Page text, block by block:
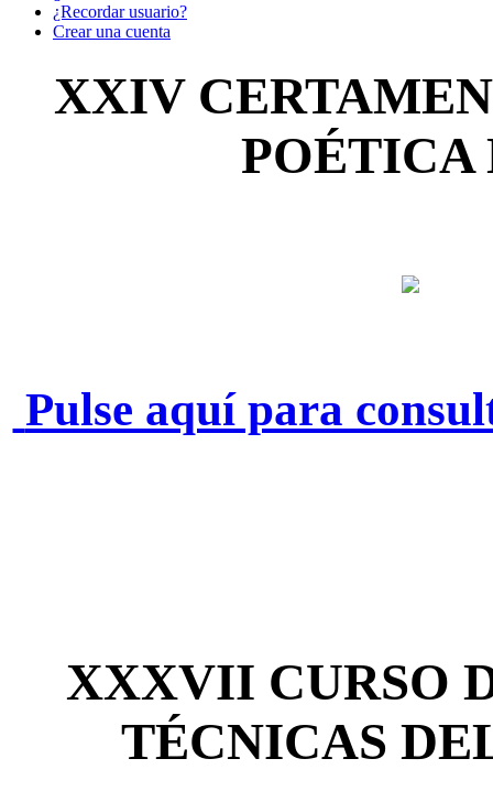
¿Recordar usuario?
Crear una cuenta
XXIV
POÉTICA
Pulse aquí para
XXXVII CURSO
TÉCNICAS